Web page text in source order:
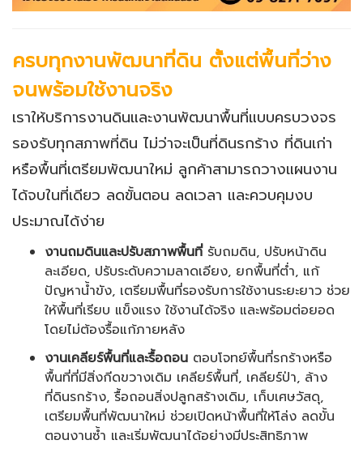
ครบทุกงานพัฒนาที่ดิน ตั้งแต่พื้นที่ว่าง
จนพร้อมใช้งานจริง
เราให้บริการงานดินและงานพัฒนาพื้นที่แบบครบวงจร
รองรับทุกสภาพที่ดิน ไม่ว่าจะเป็นที่ดินรกร้าง ที่ดินเก่า
หรือพื้นที่เตรียมพัฒนาใหม่ ลูกค้าสามารถวางแผนงาน
ได้จบในที่เดียว ลดขั้นตอน ลดเวลา และควบคุมงบ
ประมาณได้ง่าย
งานถมดินและปรับสภาพพื้นที่รับถมดิน, ปรับหน้าดิน
ละเอียด, ปรับระดับความลาดเอียง, ยกพื้นที่ต่ำ, แก้
ปัญหาน้ำขัง, เตรียมพื้นที่รองรับการใช้งานระยะยาว ช่วย
ให้พื้นที่เรียบ แข็งแรง ใช้งานได้จริง และพร้อมต่อยอด
โดยไม่ต้องรื้อแก้ภายหลัง
งานเคลียร์พื้นที่และรื้อถอน ตอบโจทย์พื้นที่รกร้างหรือ
พื้นที่ที่มีสิ่งกีดขวางเดิม เคลียร์พื้นที่, เคลียร์ป่า, ล้าง
ที่ดินรกร้าง, รื้อถอนสิ่งปลูกสร้างเดิม, เก็บเศษวัสดุ,
เตรียมพื้นที่พัฒนาใหม่ ช่วยเปิดหน้าพื้นที่ให้โล่ง ลดขั้น
ตอนงานซ้ำ และเริ่มพัฒนาได้อย่างมีประสิทธิภาพ